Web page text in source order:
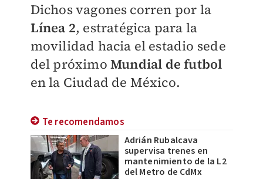
Dichos vagones corren por la
Línea 2, estratégica para la
movilidad hacia el estadio sede
del próximo Mundial de futbol
en la Ciudad de México.
Te recomendamos
Adrián Rubalcava
supervisa trenes en
mantenimiento de la L2
del Metro de CdMx